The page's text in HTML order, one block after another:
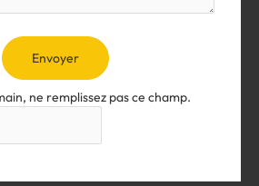
Envoyer
ne remplissez pas ce champ.